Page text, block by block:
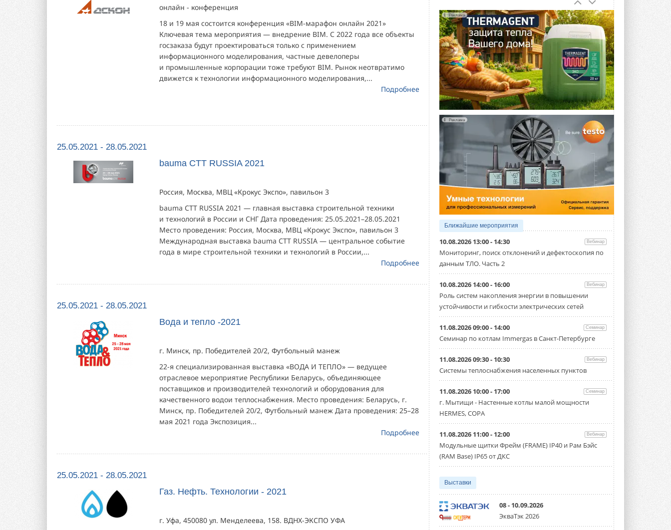
онлайн - конференция
18 и 19 мая состоится конференция «BIM-марафон онлайн 2021»
Ключевая тема мероприятия — внедрение BIM. С 2022 года все объекты
госзаказа будут проектироваться только с применением
информационного моделирования, частные девелоперы
и промышленные корпорации тоже требуют BIM. Рынок неотвратимо
движется к технологии информационного моделирования,...
Подробнее
25.05.2021 - 28.05.2021
bauma CTT RUSSIA 2021
Россия, Москва, МВЦ «Крокус Экспо», павильон 3
bauma CTT RUSSIA 2021 — главная выставка строительной техники
и технологий в России и СНГ Дата проведения: 25.05.2021–28.05.2021
Место проведения: Россия, Москва, МВЦ «Крокус Экспо», павильон 3
Международная выставка bauma CTT RUSSIA — центральное событие
года в мире строительной техники и технологий в России,...
Подробнее
25.05.2021 - 28.05.2021
Вода и тепло -2021
г. Минск, пр. Победителей 20/2, Футбольный манеж
22-я специализированная выставка «ВОДА И ТЕПЛО» — ведущее
отраслевое мероприятие Республики Беларусь, объединяющее
поставщиков и производителей технологий и оборудования для
качественного водои теплоснабжения. Место проведения: Беларусь, г.
Минск, пр. Победителей 20/2, Футбольный манеж Дата проведения: 25–28
мая 2021 года Экспозиция...
Подробнее
25.05.2021 - 28.05.2021
Газ. Нефть. Технологии - 2021
г. Уфа, 450080 ул. Менделеева, 158. ВДНХ-ЭКСПО УФА
Гибридный тепловой насос PV/T
с одним общим испарителем
Исследователи предложили
конструкцию двухисточникового ...
ВЧЕРА
21-й ежегодный форум
«ЦОД-2026»
Мероприятие пройдет 2-3 сентября в
отеле Radisson Slavyanskaya. Форум
посетит более двух тысяч участников ...
ВЧЕРА
Китайская Shenling представила
линейку тепловых насосов
«воздух-вода» на R290
Серия ThermaX R290 All-In-One
включает три модели ...
4 АВГУСТА 2026
Тепловые насосы в связке с
солнечной генерацией и
накопителем снижают
потребление на 60%
Исследователи из Италии установили ...
4 АВГУСТА 2026
«РУСКЛИМАТ Fest 2026» в Уфе
собрал свыше 700 профи
климатической отрасли
Организатором выступил торгово-
производственный холдинг ...
«Датарк» испытал модульный
ЦОД с плотностью 54 кВт на
стойку
Испытания прошли на собственной
производственной площадке и были ...
3 АВГУСТА 2026
Samsung выпускает VRF-
систему DVM на R32
производительностью от 22,4 до 56 кВт.
Суммарная длина трубопроводов ...
итоги конкурса студенческих
проектов «ТИМ-лидеры 2026»
Новый сезон конкурса «ТИМ-лидеры»
стартует уже в сентябре 2026 года ...
3 АВГУСТА 2026
партнёрство за Уралом
Президент Омского землячества в
Москве Михаил Тимошенко посетил
Омск с трёхдневным рабочим визитом ...
31 ИЮЛЯ 2026
Реклама
Реклама
Ближайшие мероприятия
10.08.2026 13:00 - 14:30 Вебинар
Мониторинг, поиск отклонений и дефектоскопия по
данным ТЛО. Часть 2
10.08.2026 14:00 - 16:00 Вебинар
Роль систем накопления энергии в повышении
устойчивости и гибкости электрических сетей
11.08.2026 09:00 - 14:00 Семинар
Семинар по котлам Immergas в Санкт-Петербурге
11.08.2026 09:30 - 10:30 Вебинар
Системы теплоснабжения населенных пунктов
11.08.2026 10:00 - 17:00 Семинар
г. Мытищи - Настенные котлы малой мощности
HERMES, COPA
11.08.2026 11:00 - 12:00 Вебинар
Модульные щитки Фрейм (FRAME) IP40 и Рам Бэйс
(RAM Base) IP65 от ДКС
Выставки
08 - 10.09.2026
ЭкваТэк 2026